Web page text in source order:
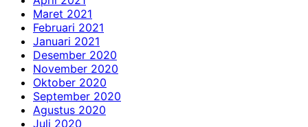
Maret 2021
Februari 2021
Januari 2021
Desember 2020
November 2020
Oktober 2020
September 2020
Agustus 2020
Juli 2020